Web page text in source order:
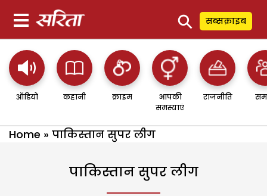
⚲ सब्सक्राइब
ऑडियो कहानी क्राइम
आपकी
समस्याएं
राजनीति
Home » पाकिस्तान सुपर लीग
पाकिस्तान सुपर लीग